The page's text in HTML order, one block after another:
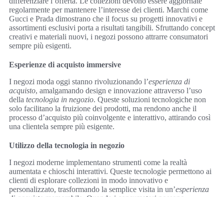
regolarmente per mantenere l’interesse dei clienti. Marchi come
Gucci e Prada dimostrano che il focus su progetti innovativi e
assortimenti esclusivi porta a risultati tangibili. Sfruttando concept
creativi e materiali nuovi, i negozi possono attrarre consumatori
sempre più esigenti.
Esperienze di acquisto immersive
I negozi moda oggi stanno rivoluzionando l’esperienza di
acquisto, amalgamando design e innovazione attraverso l’uso
della tecnologia in negozio. Queste soluzioni tecnologiche non
solo facilitano la fruizione dei prodotti, ma rendono anche il
processo d’acquisto più coinvolgente e interattivo, attirando così
una clientela sempre più esigente.
Utilizzo della tecnologia in negozio
I negozi moderne implementano strumenti come la realtà
aumentata e chioschi interattivi. Queste tecnologie permettono ai
clienti di esplorare collezioni in modo innovativo e
personalizzato, trasformando la semplice visita in un’esperienza